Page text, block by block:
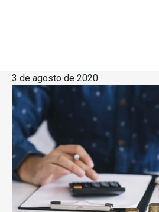
3 de agosto de 2020